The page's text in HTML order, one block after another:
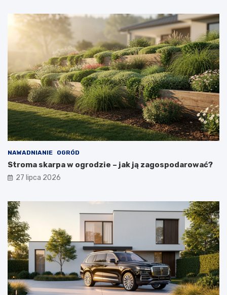
NAWADNIANIE OGRÓD
Stroma skarpa w ogrodzie – jak ją zagospodarować?
27 lipca 2026